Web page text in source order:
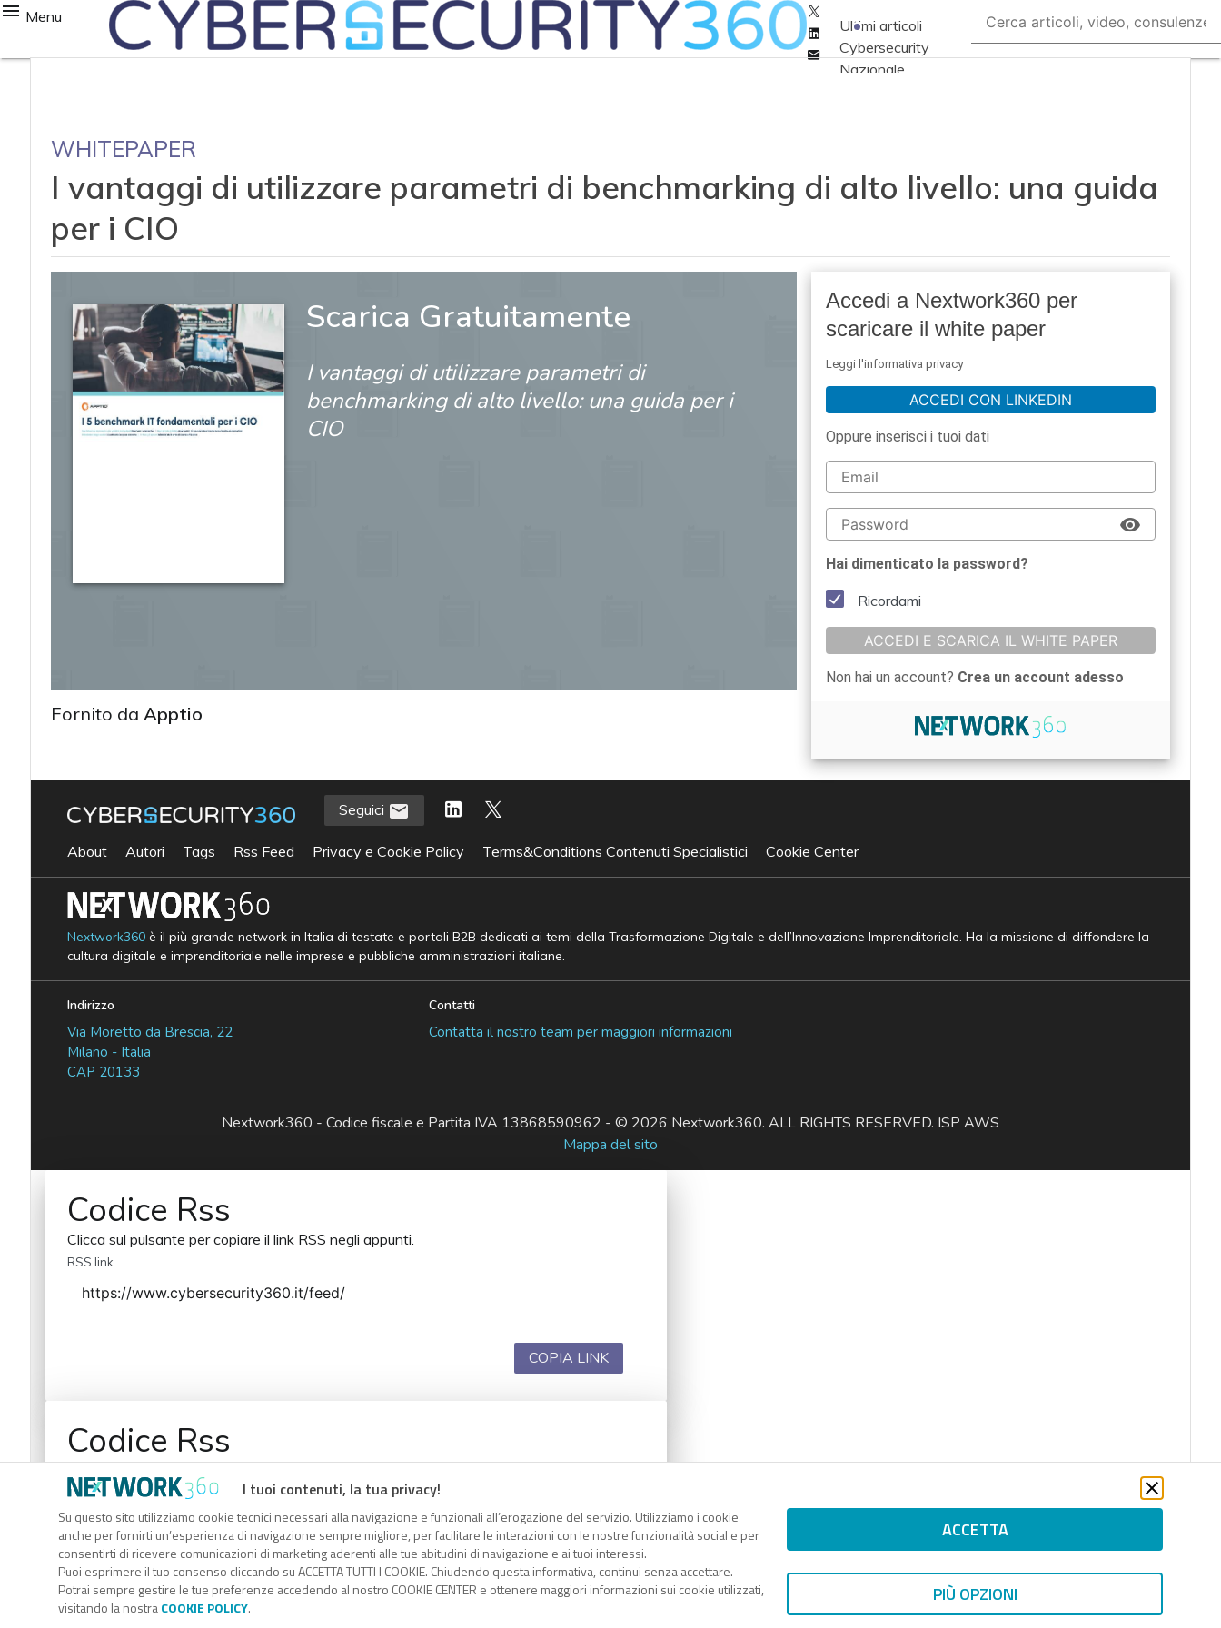
Menu
Linkedin
Email
Ultimi articoli
Cybersecurity
Nazionale
Soluzioni aziendali
Corsi cybersecurity
Chi siamo
WHITEPAPER
I vantaggi di utilizzare parametri di benchmarking di alto livello: una guida
per i CIO
Scarica Gratuitamente
I vantaggi di utilizzare parametri di
benchmarking di alto livello: una guida per i
CIO
Fornito da Apptio
Accedi a Nextwork360 per
scaricare il white paper
Leggi l'informativa privacy
ACCEDI CON LINKEDIN
Oppure inserisci i tuoi dati
Hai dimenticato la password?
Ricordami
ACCEDI E SCARICA IL WHITE PAPER
Non hai un account? Crea un account adesso
I tuoi contenuti, la tua privacy!
Su questo sito utilizziamo cookie tecnici necessari alla navigazione e funzionali all’erogazione del servizio. Utilizziamo i cookie
anche per fornirti un’esperienza di navigazione sempre migliore, per facilitare le interazioni con le nostre funzionalità social e per
consentirti di ricevere comunicazioni di marketing aderenti alle tue abitudini di navigazione e ai tuoi interessi.
Puoi esprimere il tuo consenso cliccando su ACCETTA TUTTI I COOKIE. Chiudendo questa informativa, continui senza accettare.
Potrai sempre gestire le tue preferenze accedendo al nostro COOKIE CENTER e ottenere maggiori informazioni sui cookie utilizzati,
visitando la nostraCOOKIE POLICY.
ACCETTA
PIÙ OPZIONI
Seguici
About Autori Tags Rss Feed Privacy e Cookie Policy Terms&Conditions Contenuti Specialistici Cookie Center
Nextwork360è il più grande network in Italia di testate e portali B2B dedicati ai temi della Trasformazione Digitale e dell’Innovazione Imprenditoriale. Ha la missione di diffondere la
cultura digitale e imprenditoriale nelle imprese e pubbliche amministrazioni italiane.
Indirizzo
Via Moretto da Brescia, 22
Milano - Italia
CAP 20133
Contatti
Contatta il nostro team per maggiori informazioni
Nextwork360 - Codice fiscale e Partita IVA 13868590962 - © 2026 Nextwork360. ALL RIGHTS RESERVED. ISP AWS
Mappa del sito
Codice Rss
Clicca sul pulsante per copiare il link RSS negli appunti.
RSS link
COPIA LINK
Codice Rss
RSS link
COPIA LINK